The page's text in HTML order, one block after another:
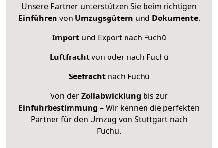
Unsere Partner unterstützen Sie beim richtigen
Einführen von Umzugsgütern und Dokumente.
Importund Export nach Fuchū
Luftfrachtvon oder nach Fuchū
Seefrachtnach Fuchū
Von derZollabwicklung bis zur
Einfuhrbestimmung – Wir kennen die perfekten
Partner für den Umzug von Stuttgart nach
Fuchū.